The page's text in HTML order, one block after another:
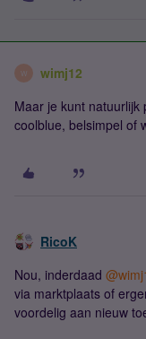
W wimj12
Maar je kunt natuurlijk
coolblue, belsimpel of
RicoK
Nou, inderdaad
via marktplaats of
voordelig aan nieuw